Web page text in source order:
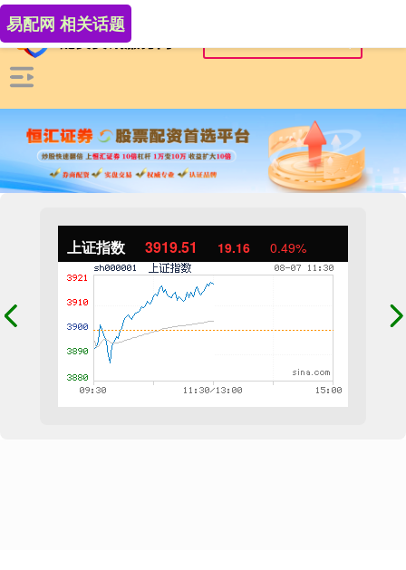
上证指数 3919.51 19.16 0.49%
易配网 相关话题